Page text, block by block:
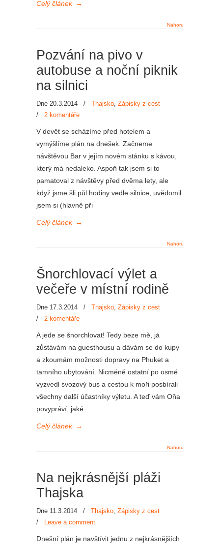
Celý článek →
Nahoru
Pozvání na pivo v
autobuse a noční piknik
na silnici
Dne 20.3.2014 / Thajsko, Zápisky z cest
/ 2 komentáře
V devět se scházíme před hotelem a
vymýšlíme plán na dnešek. Začneme
návštěvou Bar v jejím novém stánku s kávou,
který má nedaleko. Aspoň tak jsem si to
pamatoval z návštěvy před dvěma lety, ale
když jsme šli půl hodiny vedle silnice, uvědomil
jsem si (hlavně při
Celý článek →
Nahoru
Šnorchlovací výlet a
večeře v místní rodině
Dne 17.3.2014 / Thajsko, Zápisky z cest
/ 2 komentáře
A jede se šnorchlovat! Tedy beze mě, já
zůstávám na guesthousu a dávám se do kupy
a zkoumám možnosti dopravy na Phuket a
tamního ubytování. Nicméně ostatní po osmé
vyzvedl svozový bus a cestou k moři posbírali
všechny další účastníky výletu. A teď vám Oňa
povypráví, jaké
Celý článek →
Nahoru
Na nejkrásnější pláži
Thajska
Dne 11.3.2014 / Thajsko, Zápisky z cest
/
Leave a comment
Dnešní plán je navštívit jednu z nejkrásnějších